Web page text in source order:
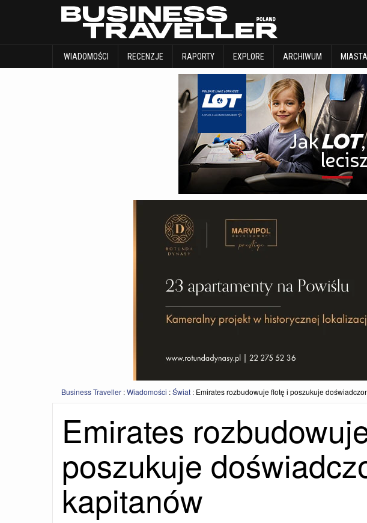
WIADOMOŚCI RECENZJE RAPORTY EXPLORE ARCHIWUM MIASTA
WIADOMOŚCI RECENZJE
Business Traveller :Wiadomości :Świat : Emirates rozbudowuje flotę i poszukuje
Emirates
poszukuje
kapitanów